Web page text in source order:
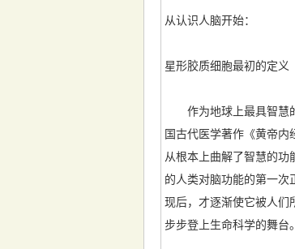
从认识人脑开始：
星形胶质细胞最初的定义
作为地球上最具智慧的
国古代医学著作《黄帝内
从根本上曲解了智慧的
的人类对脑功能的第一次
现后，才逐渐使它被人们
步步登上生命科学的舞台。